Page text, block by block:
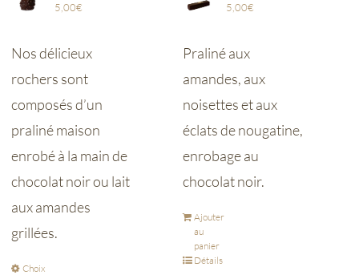
5,00€
Nos délicieux
rochers sont
composés d’un
praliné maison
enrobé à la main de
chocolat noir ou lait
aux amandes
grillées.
Choix
5,00€
Praliné aux
amandes, aux
noisettes et aux
éclats de nougatine,
enrobage au
chocolat noir.
Ajouter
au
panier
Détails